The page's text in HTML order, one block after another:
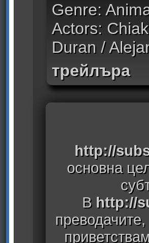
Genre:
Actors:
Duran /
трейлъра
http://
основна
В http://